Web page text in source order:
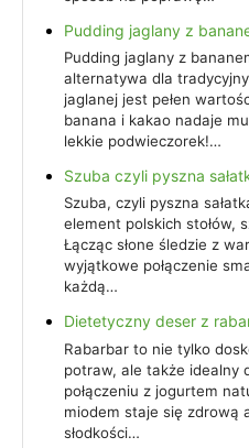
Pudding jaglany z
Pudding jaglany z
alternatywa dla
jaglanej jest pełen
banana i kakao nadaje
lekkie podwieczorek!…
Szuba czyli pyszna
Szuba, czyli pyszna
element polskich stołów,
Łącząc słone śledzie z
wyjątkowe połączenie
każdą…
Dietetyczny deser z
Rabarbar to nie tylko
potraw, ale także idealny
połączeniu z jogurtem
miodem staje się zdrową
słodkości…